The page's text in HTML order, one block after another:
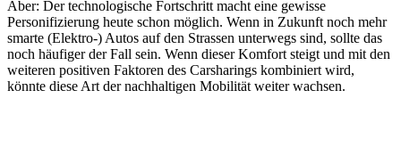
Aber: Der technologische Fortschritt macht eine gewisse
Personifizierung heute schon möglich. Wenn in Zukunft noch mehr
smarte (Elektro-) Autos auf den Strassen unterwegs sind, sollte das
noch häufiger der Fall sein. Wenn dieser Komfort steigt und mit den
weiteren positiven Faktoren des Carsharings kombiniert wird,
könnte diese Art der nachhaltigen Mobilität weiter wachsen.